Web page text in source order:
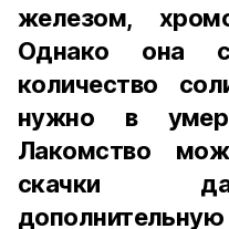
железом,
Однако она
количество
нужно в
Лакомство
скачки